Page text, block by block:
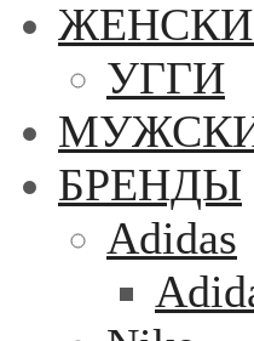
УГГИ
БРЕНДЫ
Adidas